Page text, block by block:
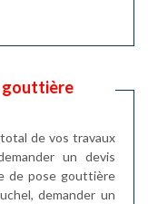
gouttière
de vos travaux
un devis
de pose gouttière
demander un